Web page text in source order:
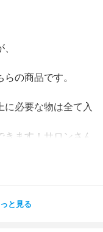
の商品です。
に必要な物は全て入
ます！サロンさん
と見る